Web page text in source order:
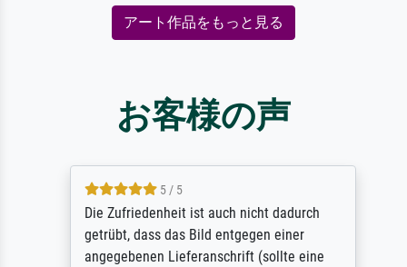
アート作品をもっと見る
お客様の声
5 / 5
Die Zufriedenheit ist auch nicht dadurch
getrübt, dass das Bild entgegen einer
angegebenen Lieferanschrift (sollte eine